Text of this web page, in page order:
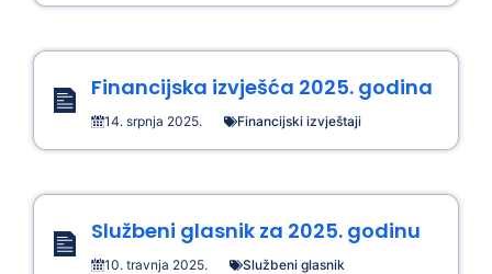
Financijska izvješća 2025. godina
14. srpnja 2025. Financijski izvještaji
Službeni glasnik za 2025. godinu
10. travnja 2025. Službeni glasnik